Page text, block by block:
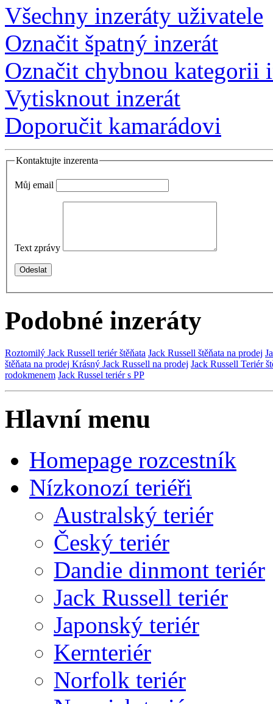
Všechny inzeráty uživatele
Označit špatný inzerát
Označit chybnou kategorii
Vytisknout inzerát
Doporučit kamarádovi
Kontaktujte inzerenta
Můj email
Text zprávy
Podobné inzeráty
Roztomilý Jack Russell teriér štěňata Jack Russell štěňata na prodej
štěňata na prodej Krásný Jack Russell na prodej Jack Russell Teriér
rodokmenem Jack Russel teriér s PP
Hlavní menu
Homepage rozcestník
Nízkonozí teriéři
Australský teriér
Český teriér
Dandie dinmont teriér
Jack Russell teriér
Japonský teriér
Kernteriér
Norfolk teriér